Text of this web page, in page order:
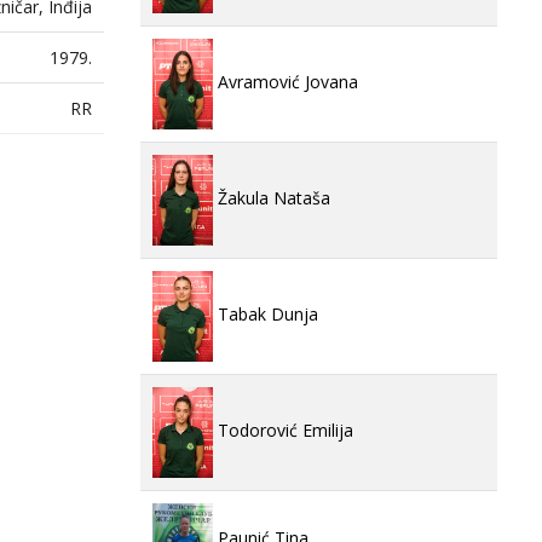
Inđija
1979.
RR
Avramović Jovana
Žakula Nataša
Tabak Dunja
Todorović Emilija